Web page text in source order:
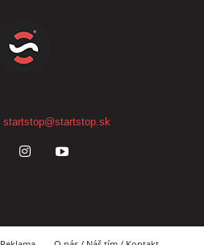
startstop@startstop.sk